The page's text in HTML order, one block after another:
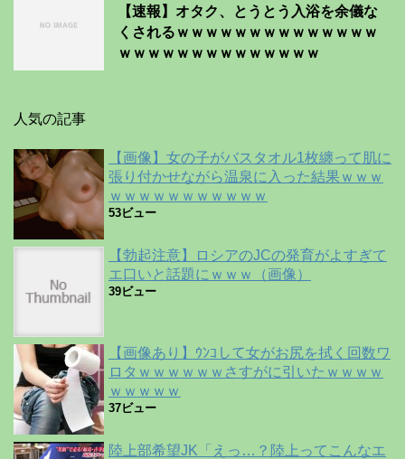
【速報】オタク、とうとう入浴を余儀な
くされるｗｗｗｗｗｗｗｗｗｗｗｗｗｗ
ｗｗｗｗｗｗｗｗｗｗｗｗｗｗ
人気の記事
【画像】女の子がバスタオル1枚纏って肌に
張り付かせながら温泉に入った結果ｗｗｗ
ｗｗｗｗｗｗｗｗｗｗｗ
53ビュー
【勃起注意】ロシアのJCの発育がよすぎて
エ口いと話題にｗｗｗ（画像）
39ビュー
【画像あり】ｳﾝｺして女がお尻を拭く回数ワ
ロタｗｗｗｗｗｗさすがに引いたｗｗｗｗ
ｗｗｗｗｗ
37ビュー
陸上部希望JK「えっ…？陸上ってこんなエ